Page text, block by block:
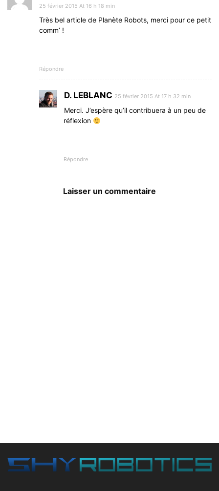
25 février 2015 At 16 h 18 min
Très bel article de Planète Robots, merci pour ce petit
comm’ !
Répondre
D. LEBLANC 25 février 2015 At 17 h 32 min
Merci. J’espère qu’il contribuera à un peu de
réflexion
Répondre
Laisser un commentaire